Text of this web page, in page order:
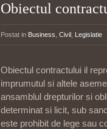
Obiectul
Postat in Business Civil Legislatie
Obiectul contractului il
imprumutul si altele
ansamblul drepturilor si
determinat si licit, sub
este prohibit de lege sau